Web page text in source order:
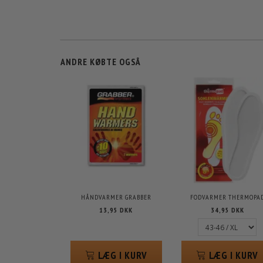
ANDRE KØBTE OGSÅ
HÅNDVARMER GRABBER
13,95 DKK
LÆG I KURV
FODVARMER
34,95 DKK
LÆG I KURV